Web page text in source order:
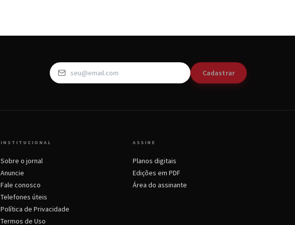
Cadastrar
INSTITUCIONAL
Sobre o jornal
Anuncie
Fale conosco
Telefones úteis
Política de Privacidade
Termos de Uso
ASSINE
Planos digitais
Edições em PDF
Área do assinante